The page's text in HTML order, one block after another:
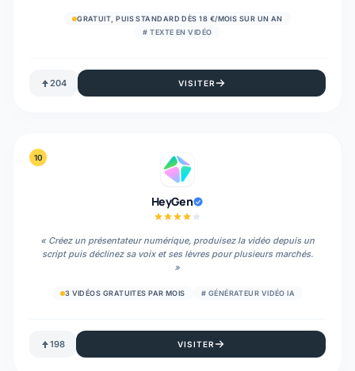
GRATUIT, PUIS STANDARD DÈS 18 €/MOIS SUR UN AN
#TEXTE EN VIDÉO
204 VISITER
10
HeyGen
« Créez un présentateur numérique, produisez la vidéo depuis un
script puis déclinez sa voix et ses lèvres pour plusieurs marchés.
»
3 VIDÉOS GRATUITES PAR MOIS # GÉNÉRATEUR VIDÉO IA
198 VISITER